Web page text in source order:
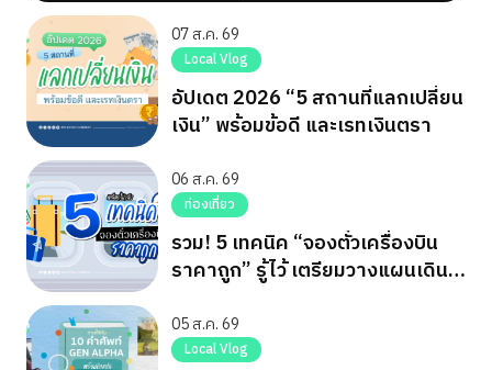
07 ส.ค. 69
Local Vlog
อัปเดต 2026 “5 สถานที่แลกเปลี่ยน
เงิน” พร้อมข้อดี และเรทเงินตรา
06 ส.ค. 69
ท่องเที่ยว
รวม! 5 เทคนิค “จองตั๋วเครื่องบิน
ราคาถูก” รู้ไว้ เตรียมวางแผนเดิน
05 ส.ค. 69
Local Vlog